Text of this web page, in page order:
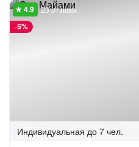
-5%
23 отзыва
Индивидуальная до 7 чел.